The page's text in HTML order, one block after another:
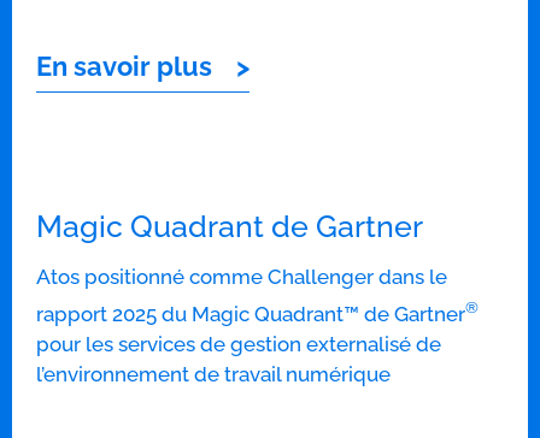
En savoir plus
Magic Quadrant de Gartner
Atos positionné comme Challenger dans le
rapport 2025 du Magic Quadrant™ de Gartner®
pour les services de gestion externalisé de
l’environnement de travail numérique